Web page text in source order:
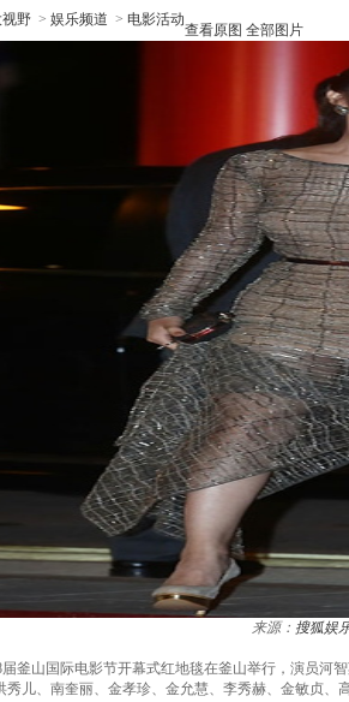
野 > 娱乐频道 > 电影活动
查看原图 全部图片
来源： 搜狐娱
釜山国际电影节开幕式红地毯在釜山举行，演员
秀儿、南奎丽、金孝珍、金允慧、李秀赫、金敏贞